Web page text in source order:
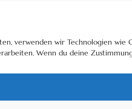
verwenden wir Technologien
Wenn du deine